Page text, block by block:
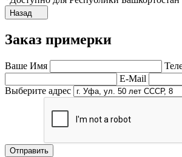
Назад
Заказ примерки
Ваше Имя
E-Mail
Выберите адрес
Отправить